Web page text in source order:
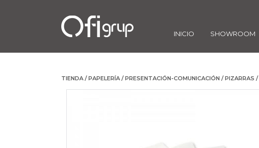
INICIO SHOWROOM
TIENDA /PAPELERÍA /PRESENTACIÓN-COMUNICACIÓN /PIZARRAS /